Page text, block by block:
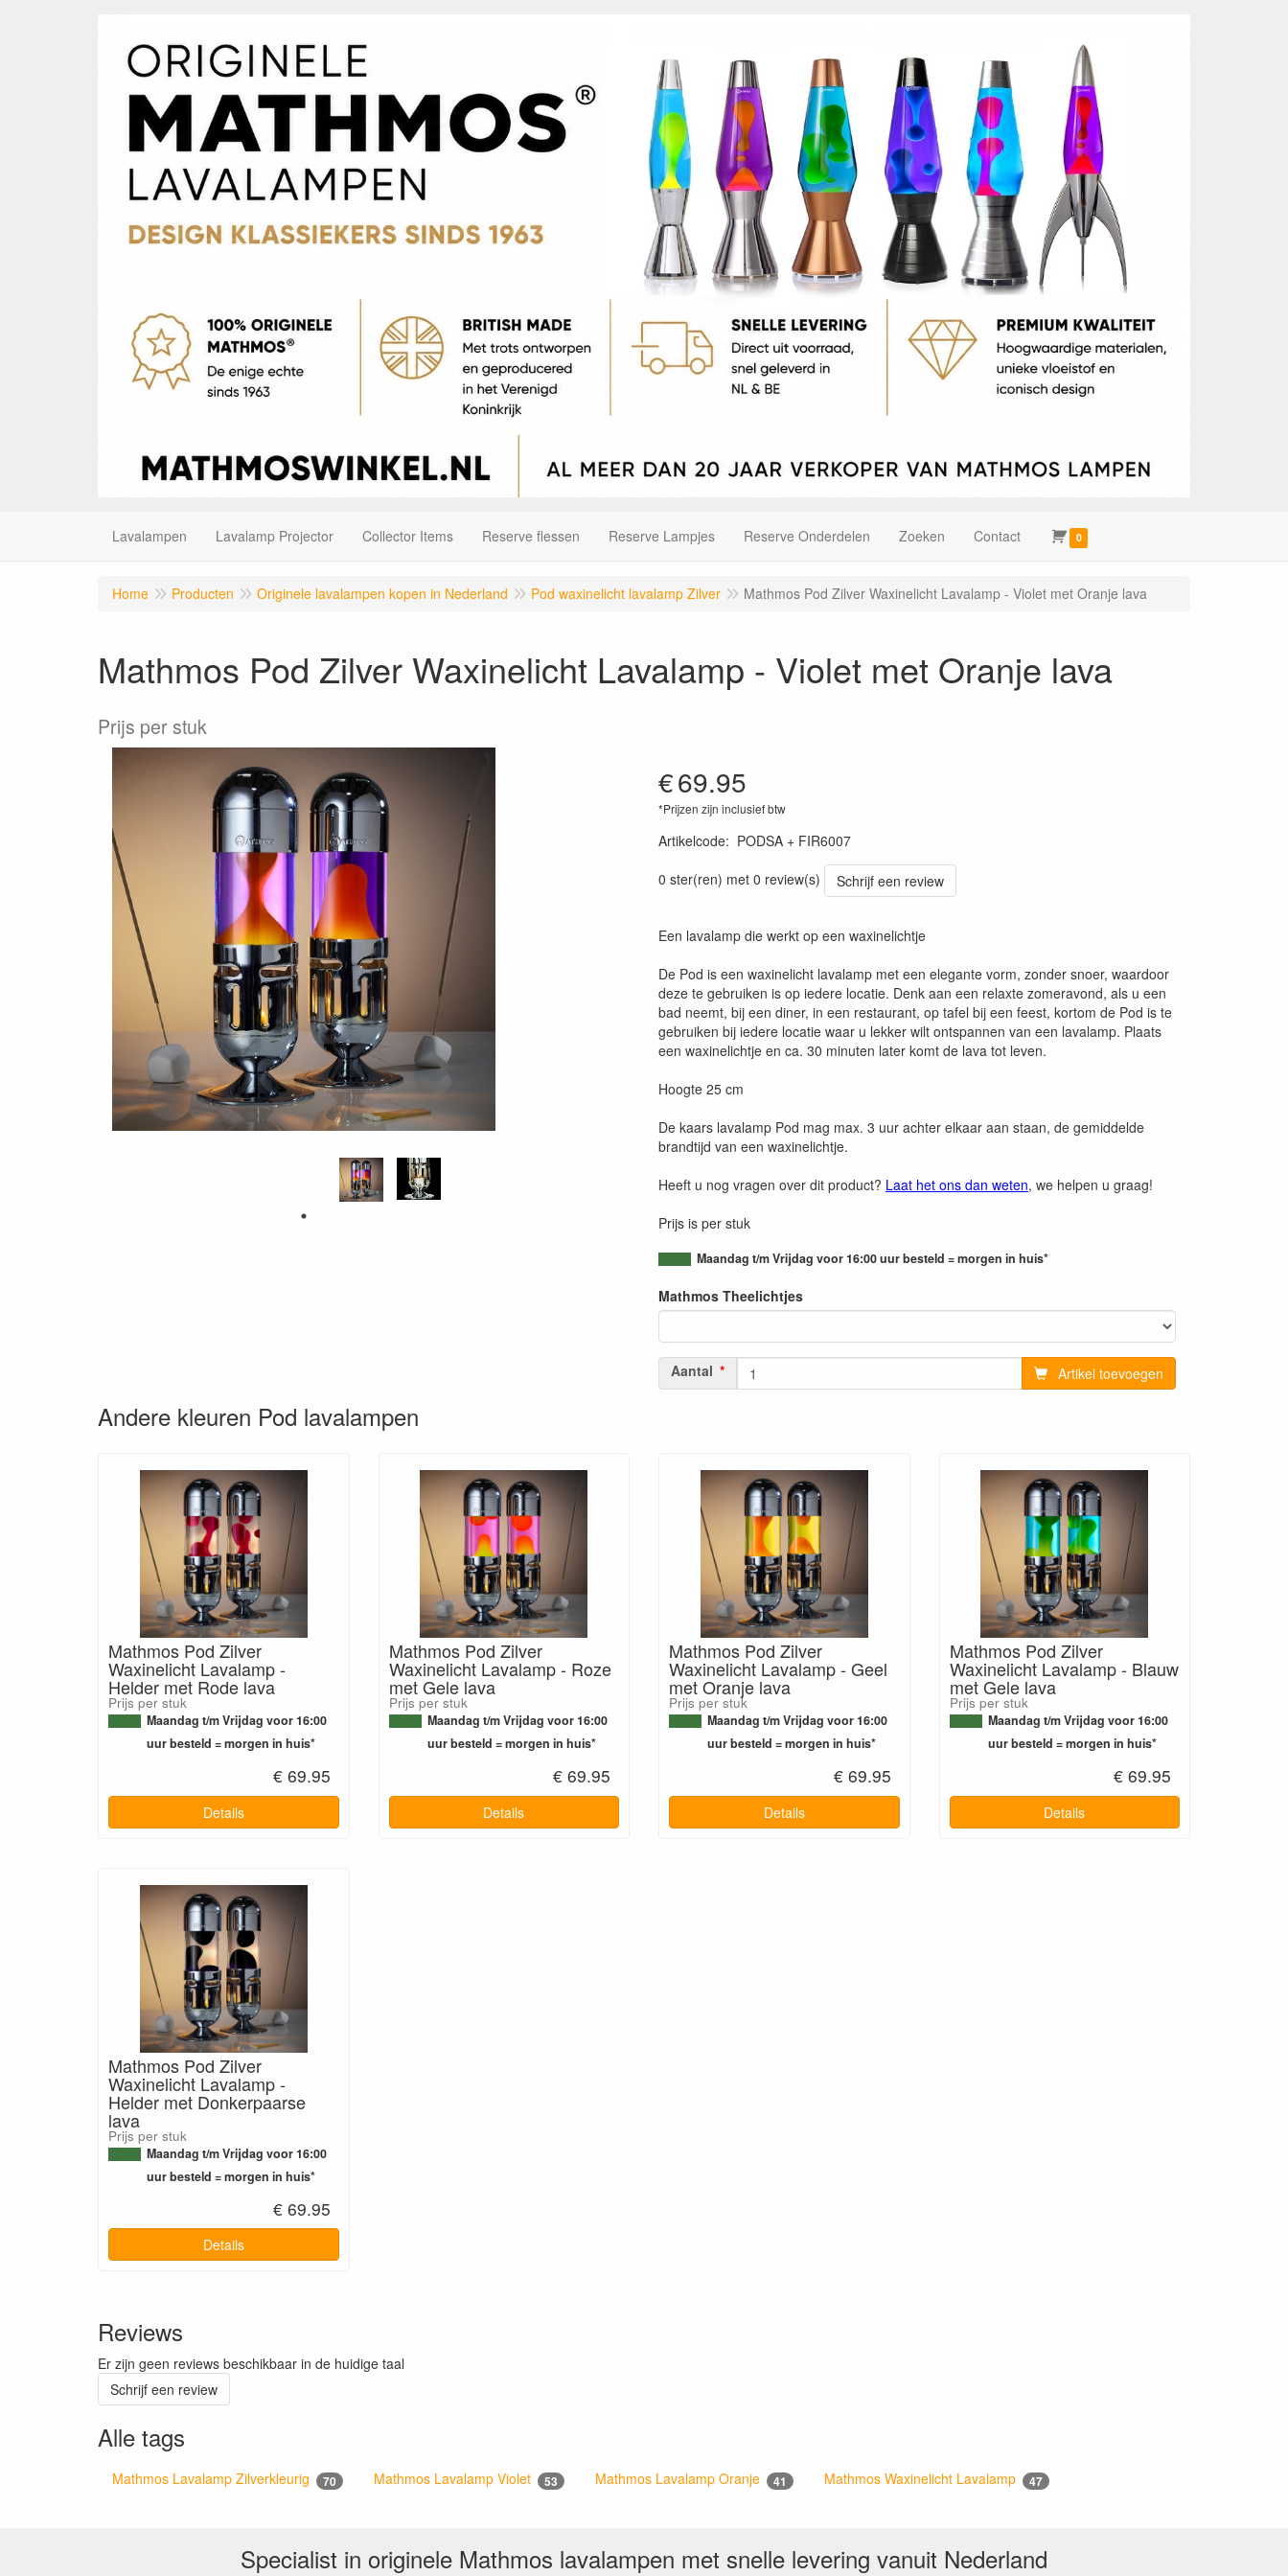
Lavalampen Lavalamp Projector Collector Items Reserve flessen Reserve Lampjes Reserve Onderdelen Zoeken Contact 0
Home Producten Originele lavalampen kopen in Nederland Pod waxinelicht lavalamp Zilver Mathmos Pod Zilver Waxinelicht Lavalamp - Violet met Oranje lava
Mathmos Pod Zilver Waxinelicht Lavalamp - Violet met Oranje lava
Prijs per stuk
€69.95
*Prijzen zijn inclusief btw
Artikelcode: PODSA + FIR6007
0 ster(ren) met 0 review(s)
Schrijf een review
Een lavalamp die werkt op een waxinelichtje
De Pod is een waxinelicht lavalamp met een elegante vorm, zonder snoer, waardoor
deze te gebruiken is op iedere locatie. Denk aan een relaxte zomeravond, als u een
bad neemt, bij een diner, in een restaurant, op tafel bij een feest, kortom de Pod is te
gebruiken bij iedere locatie waar u lekker wilt ontspannen van een lavalamp. Plaats
een waxinelichtje en ca. 30 minuten later komt de lava tot leven.
Hoogte 25 cm
De kaars lavalamp Pod mag max. 3 uur achter elkaar aan staan, de gemiddelde
brandtijd van een waxinelichtje.
Heeft u nog vragen over dit product? Laat het ons dan weten, we helpen u graag!
Prijs is per stuk
Maandag t/m Vrijdag voor 16:00 uur besteld = morgen in huis*
Mathmos Theelichtjes
Aantal Artikel toevoegen
Andere kleuren Pod lavalampen
Mathmos Pod Zilver
Waxinelicht Lavalamp -
Helder met Rode lava
Prijs per stuk
Maandag t/m Vrijdag voor 16:00
uur besteld = morgen in huis*
€ 69.95
Details
Mathmos Pod Zilver
Waxinelicht Lavalamp - Roze
met Gele lava
Prijs per stuk
Maandag t/m Vrijdag voor 16:00
uur besteld = morgen in huis*
€ 69.95
Details
Mathmos Pod Zilver
Waxinelicht Lavalamp - Geel
met Oranje lava
Prijs per stuk
Maandag t/m Vrijdag voor 16:00
uur besteld = morgen in huis*
€ 69.95
Details
Mathmos Pod Zilver
Waxinelicht Lavalamp - Blauw
met Gele lava
Prijs per stuk
Maandag t/m Vrijdag voor 16:00
uur besteld = morgen in huis*
€ 69.95
Details
Mathmos Pod Zilver
Waxinelicht Lavalamp -
Helder met Donkerpaarse
lava
Prijs per stuk
Maandag t/m Vrijdag voor 16:00
uur besteld = morgen in huis*
€ 69.95
Details
Reviews
Er zijn geen reviews beschikbaar in de huidige taal
Schrijf een review
Alle tags
Mathmos Lavalamp Zilverkleurig 70 Mathmos Lavalamp Violet 53 Mathmos Lavalamp Oranje 41 Mathmos Waxinelicht Lavalamp 47
Specialist in originele Mathmos lavalampen met snelle levering vanuit Nederland